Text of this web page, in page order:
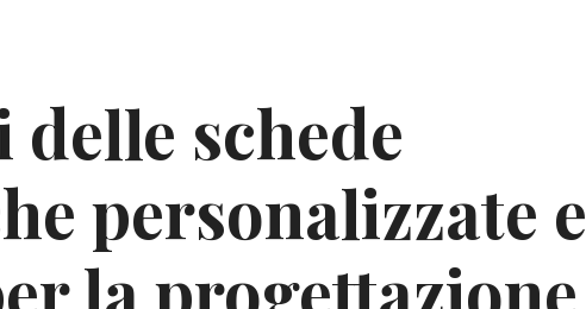
schede
personalizzate e